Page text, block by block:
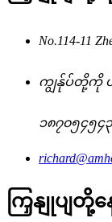
No.114-11
ကျွန်ုပ်တို့ကို
၁၈၇၀၅၄၅၄
ကြှနျုပျတို့